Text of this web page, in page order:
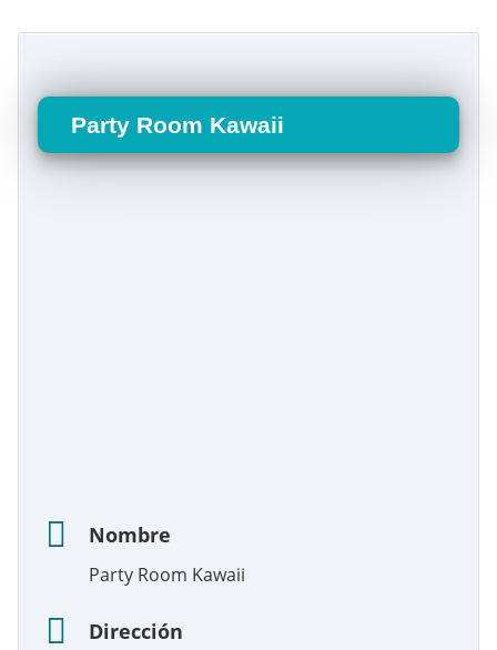
Party Room Kawaii
Nombre
Party Room Kawaii
Dirección